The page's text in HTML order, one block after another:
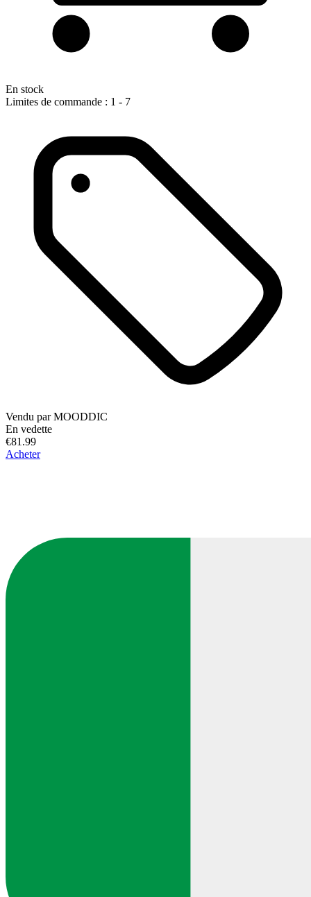
En stock
Limites de commande : 1 - 7
Vendu parMOODDIC
En vedette
€81.99
Acheter